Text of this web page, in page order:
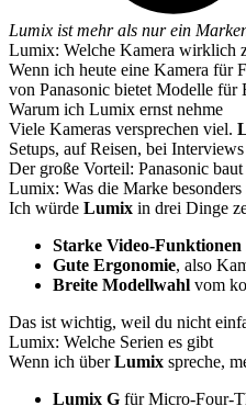
Lumix ist mehr als nur ein
Lumix: Welche Kamera wirklich
Wenn ich heute eine Kamera für
von Panasonic bietet Modelle für
Warum ich Lumix ernst nehme
Viele Kameras versprechen viel.
Setups, auf Reisen, bei
Der große Vorteil: Panasonic
Lumix: Was die Marke besonders
Ich würde Lumix in drei Dinge
Starke Video-Funktionen
Gute Ergonomie, also
Breite Modellwahl vom
Das ist wichtig, weil du nicht
Lumix: Welche Serien es gibt
Wenn ich überLumix spreche,
Lumix G für Micro-Four-